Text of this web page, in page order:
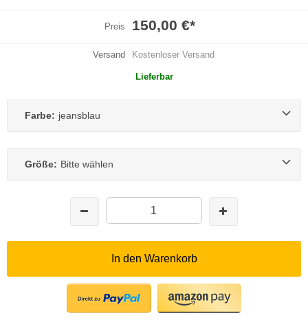
Preis 150,00 €*
Versand Kostenloser Versand
Lieferbar
Farbe: jeansblau
Größe: Bitte wählen
In den Warenkorb